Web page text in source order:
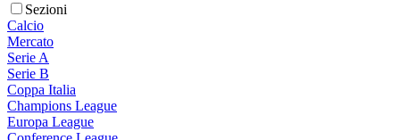
Sezioni
Calcio
Mercato
Serie A
Serie B
Coppa Italia
Champions League
Europa League